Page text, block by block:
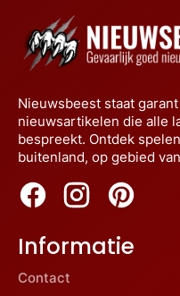
Nieuwsbeest staat
nieuwsartikelen die alle
bespreekt. Ontdek
buitenland, op gebied
Informatie
Contact